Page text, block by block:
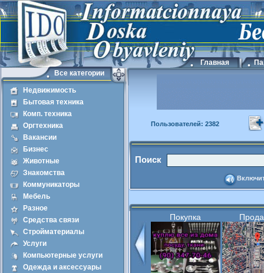
Главная
Пользователей: 2382
Поиск
Покупка
Все категории
Недвижимость
Бытовая техника
Комп. техника
Оргтехника
Вакансии
Бизнес
Животные
Знакомства
Коммуникаторы
Мебель
Разное
Средства связи
Стройматериалы
Услуги
Компьютерные услуги
Одежда и аксессуары